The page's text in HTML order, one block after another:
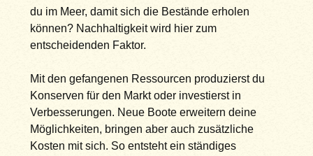
du im Meer, damit sich die Bestände erholen
können? Nachhaltigkeit wird hier zum
entscheidenden Faktor.
Mit den gefangenen Ressourcen produzierst du
Konserven für den Markt oder investierst in
Verbesserungen. Neue Boote erweitern deine
Möglichkeiten, bringen aber auch zusätzliche
Kosten mit sich. So entsteht ein ständiges